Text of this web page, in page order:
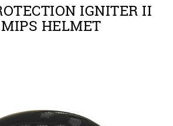
IGNITER II
HELMET